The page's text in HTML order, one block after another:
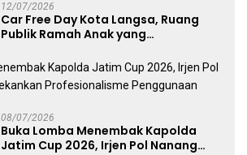
12/07/2026
Car Free Day Kota Langsa, Ruang
Publik Ramah Anak yang
Publik
08/07/2026
Buka Lomba Menembak Kapolda
Jatim Cup 2026, Irjen Pol Nanang